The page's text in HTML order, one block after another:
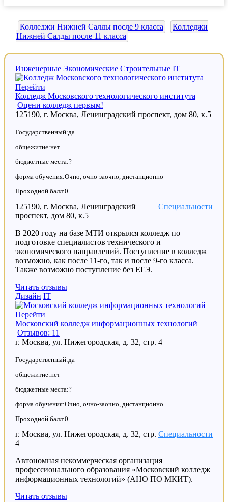
Колледжи Нижней Салды после 9 класса
Колледжи
Нижней Салды после 11 класса
Инженерные Экономические Строительные IT
Перейти
Колледж Московского технологического института
Оцени колледж первым!
125190, г. Москва, Ленинградский проспект, дом 80, к.5
Государственный:да
общежитие:нет
бюджетные места:?
форма обучения:Очно, очно-заочно, дистанционно
Проходной балл:0
Специальности
125190, г. Москва, Ленинградский
проспект, дом 80, к.5
В 2020 году на базе МТИ открылся колледж по
подготовке специалистов технического и
экономического направлений. Поступление в колледж
возможно, как после 11-го, так и после 9-го класса.
Также возможно поступление без ЕГЭ.
Читать отзывы
Дизайн IT
Перейти
Московский колледж информационных технологий
Отзывов: 11
г. Москва, ул. Нижегородская, д. 32, стр. 4
Государственный:да
общежитие:нет
бюджетные места:?
форма обучения:Очно, очно-заочно, дистанционно
Проходной балл:0
Специальности
г. Москва, ул. Нижегородская, д. 32, стр.
4
Автономная некоммерческая организация
профессионального образования «Московский колледж
информационных технологий» (АНО ПО МКИТ).
Читать отзывы